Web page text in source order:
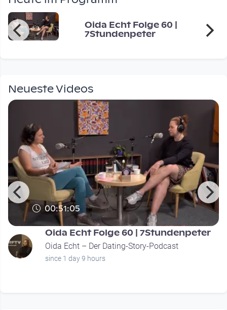
Oida Echt Folge 60 |
7Stundenpeter
Neueste Videos
00:51:05
Oida Echt Folge 60 | 7Stundenpeter
Oida Echt – Der Dating-Story-Podcast
since 1 day 9 hours